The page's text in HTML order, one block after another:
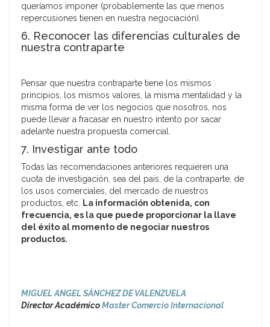
queríamos imponer (probablemente las que menos
repercusiones tienen en nuestra negociación).
6. Reconocer las diferencias culturales de
nuestra contraparte
Pensar que nuestra contraparte tiene los mismos
principios, los mismos valores, la misma mentalidad y la
misma forma de ver los negocios que nosotros, nos
puede llevar a fracasar en nuestro intento por sacar
adelante nuestra propuesta comercial.
7. Investigar ante todo
Todas las recomendaciones anteriores requieren una
cuota de investigación, sea del país, de la contraparte, de
los usos comerciales, del mercado de nuestros
productos, etc.
La información obtenida, con
frecuencia, es la que puede proporcionar la llave
del éxito al momento de negociar nuestros
productos.
MIGUEL ANGEL SÁNCHEZ DE VALENZUELA
Director AcadémicoMaster Comercio Internacional